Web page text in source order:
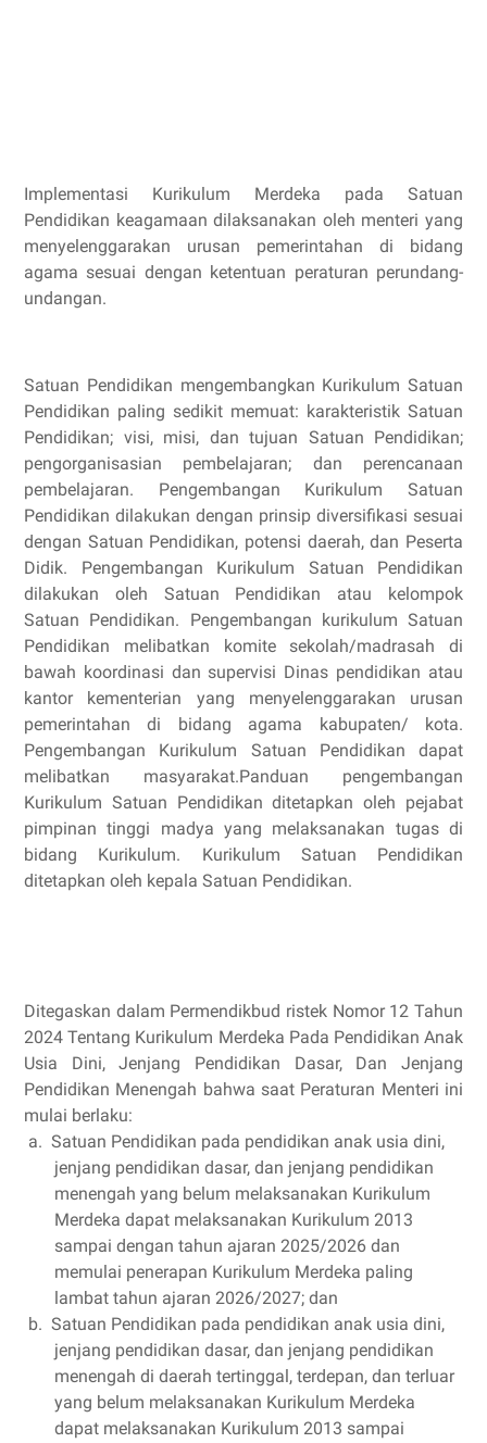
Implementasi Kurikulum Merdeka pada Satuan
Pendidikan keagamaan dilaksanakan oleh menteri yang
menyelenggarakan urusan pemerintahan di bidang
agama sesuai dengan ketentuan peraturan perundang-
undangan.
Satuan Pendidikan mengembangkan Kurikulum Satuan
Pendidikan paling sedikit memuat: karakteristik Satuan
Pendidikan; visi, misi, dan tujuan Satuan Pendidikan;
pengorganisasian pembelajaran; dan perencanaan
pembelajaran. Pengembangan Kurikulum Satuan
Pendidikan dilakukan dengan prinsip diversifikasi sesuai
dengan Satuan Pendidikan, potensi daerah, dan Peserta
Didik. Pengembangan Kurikulum Satuan Pendidikan
dilakukan oleh Satuan Pendidikan atau kelompok
Satuan Pendidikan. Pengembangan kurikulum Satuan
Pendidikan melibatkan komite sekolah/madrasah di
bawah koordinasi dan supervisi Dinas pendidikan atau
kantor kementerian yang menyelenggarakan urusan
pemerintahan di bidang agama kabupaten/ kota.
Pengembangan Kurikulum Satuan Pendidikan dapat
melibatkan masyarakat.Panduan pengembangan
Kurikulum Satuan Pendidikan ditetapkan oleh pejabat
pimpinan tinggi madya yang melaksanakan tugas di
bidang Kurikulum. Kurikulum Satuan Pendidikan
ditetapkan oleh kepala Satuan Pendidikan.
Ditegaskan dalam Permendikbud ristek Nomor 12 Tahun
2024 Tentang Kurikulum Merdeka Pada Pendidikan Anak
Usia Dini, Jenjang Pendidikan Dasar, Dan Jenjang
Pendidikan Menengah bahwa saat Peraturan Menteri ini
mulai berlaku:
a. Satuan Pendidikan pada pendidikan anak usia dini,
jenjang pendidikan dasar, dan jenjang pendidikan
menengah yang belum melaksanakan Kurikulum
Merdeka dapat melaksanakan Kurikulum 2013
sampai dengan tahun ajaran 2025/2026 dan
memulai penerapan Kurikulum Merdeka paling
lambat tahun ajaran 2026/2027; dan
b. Satuan Pendidikan pada pendidikan anak usia dini,
jenjang pendidikan dasar, dan jenjang pendidikan
menengah di daerah tertinggal, terdepan, dan terluar
yang belum melaksanakan Kurikulum Merdeka
dapat melaksanakan Kurikulum 2013 sampai